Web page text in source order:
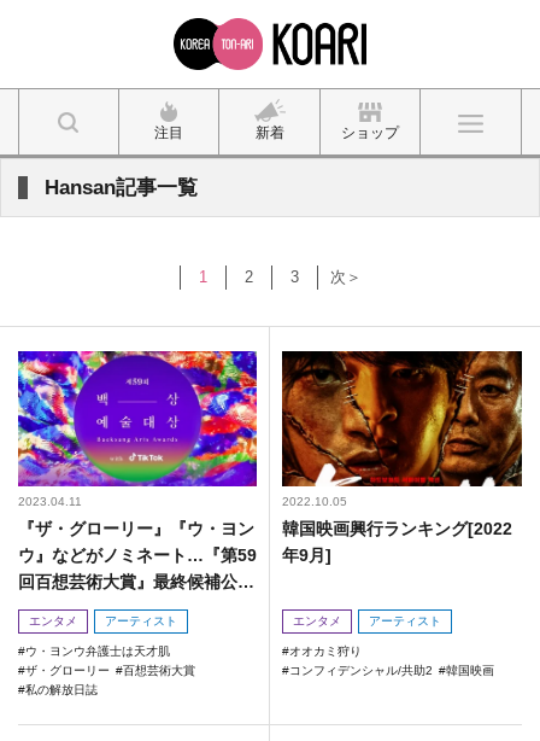
注目 新着 ショップ
Hansan記事一覧
1 2 3 次＞
2023.04.11
『ザ・グローリー』『ウ・ヨン
ウ』などがノミネート…『第59
回百想芸術大賞』最終候補公
開！
エンタメ アーティスト
ウ・ヨンウ弁護士は天才肌
ザ・グローリー
百想芸術大賞
私の解放日誌
2022.10.05
韓国映画興行ランキング[2022
年9月]
エンタメ アーティスト
オオカミ狩り
コンフィデンシャル/共助2
韓国映画